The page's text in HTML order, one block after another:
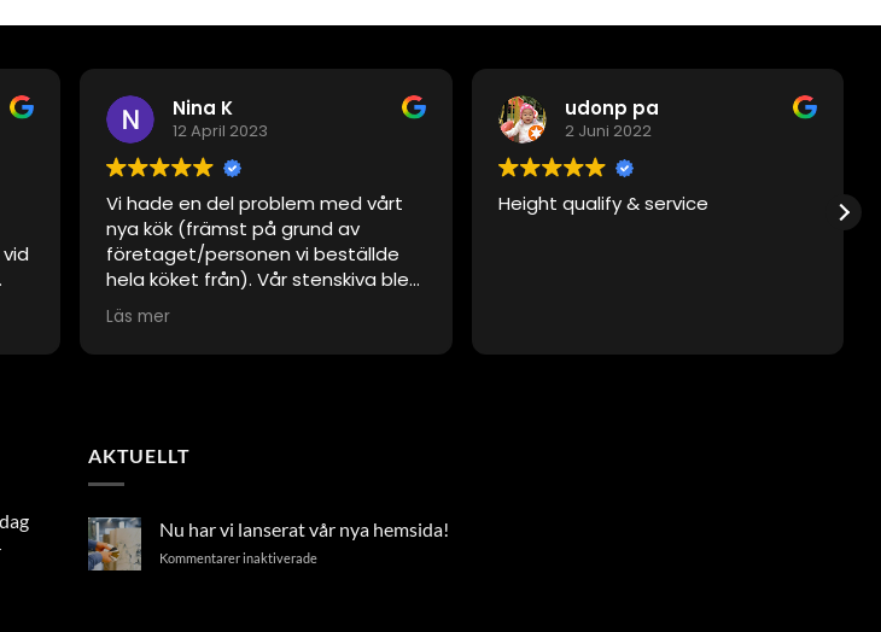
Nina K
12 April 2023
Vi hade en del problem med vårt
nya kök (främst på grund av
företaget/personen vi beställde
hela köket från). Vår stenskiva blev
inte helt rätt måttmässigt, men
Skåne Marmor kom tillbaka vid
några tillfällen och löste det. De var
dem direkt istället för att gå via
tredje part.
Läs mer
udonp pa
2 Juni 2022
Height qualify & service
AKTUELLT
Nu har vi lanserat vår nya hemsida!
Kommentarer inaktiveradeför